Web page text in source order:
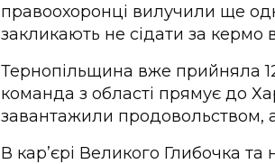
правоохоронці вилучили ще
закликають не сідати за кермо
Тернопільщина вже прийняла
команда з області прямує до
завантажили продовольством,
В кар’єрі Великого Глибочка та